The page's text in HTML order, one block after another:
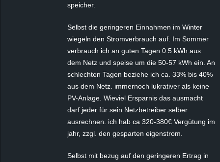
speicher.
Selbst die geringeren Einnahmen im Winter
wiegeln den Stromverbrauch auf. Im Sommer
verbrauch ich an guten Tagen 0.5 kWh aus
dem Netz und speise um die 50-57 kWh ein. An
schlechten Tagen beziehe ich ca. 33% bis 40%
aus dem Netz. immernoch lukrativer als keine
PV-Anlage. Wieviel Ersparnis das ausmacht
darf jeder für sein Netzbetreiber selber
ausrechnen. ich hab ca 320-380€ Vergütung im
jahr, zzgl. den gesparten eigenstrom.
Selbst mit bezug auf den geringeren Ertrag in